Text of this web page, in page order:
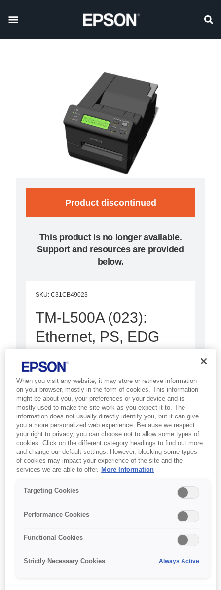
Product discontinued
This product is no longer available.
Support and resources are provided
below.
SKU: C31CB49023
TM-L500A (023):
Ethernet, PS, EDG
Best for airlines and airports that
need high-speed boarding pass
and bag tag printing for
passenger processing.
Boarding pass printing
CUPPS compliant
Windows{s® driver
When you visit any website, it may store or retrieve information
on your browser, mostly in the form of cookies. This information
might be about you, your preferences or your device and is
mostly used to make the site work as you expect it to. The
information does not usually directly identify you, but it can give
you a more personalized web experience. Because we respect
your right to privacy, you can choose not to allow some types of
cookies. Click on the different category headings to find out more
and change our default settings. However, blocking some types
of cookies may impact your experience of the site and the
services we are able to offer. More Information
Targeting Cookies
Performance Cookies
Functional Cookies
Strictly Necessary Cookies Always Active